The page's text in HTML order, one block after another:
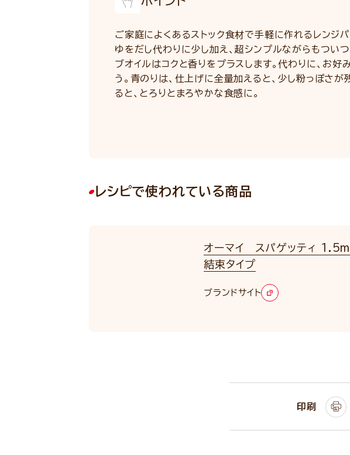
ご家庭によくあるストック食材で手軽に作れるレンジ
ゆをだし代わりに少し加え、超シンプルながらもつい
ブオイルはコクと香りをプラスします。代わりに、お
う。青のりは、仕上げに全量加えると、少し粉っぽさ
ると、とろりとまろやかな食感に。
レシピで使われている商品
オーマイ スパゲッティ
結束タイプ
ブランドサイト
印刷